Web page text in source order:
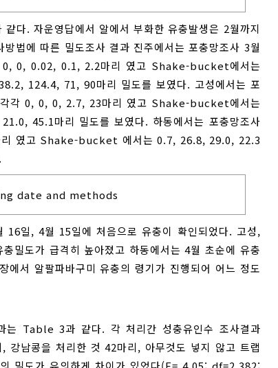
다. 자운영답에서 알에서 부화한 유충발생은 2월까지
법에 따른 밀도조사 결과 진주에서는 포충망조사 3월
0, 0.02, 0.1, 2.2마리 였고 Shake-bucket에서는
124.4, 71, 90마리 밀도를 보였다. 고성에서는 포
각 0, 0, 0, 2.7, 23마리 였고 Shake-bucket에서는
45.1마리 밀도를 보였다. 하동에서는 포충망조사
리 였고 Shake-bucket 에서는 0.7, 26.8, 29.0, 22.3
date and methods
일, 4월 15일에 처음으로 유충이 확인되었다. 고성,
밀도가 급격히 높아졌고 하동에서는 4월 초순에 유충
에서 알팔파바구미 유충의 령기가 진행되어 어느 정도
Table 3과 같다. 각 처리간 성충유인수 조사결과
남콩을 처리한 것 42마리, 아무것도 넣지 않고 트랩